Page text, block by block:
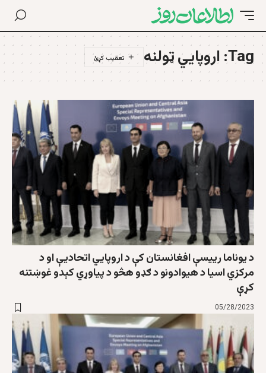
Tag: اروپایي ټولنه
د يوناما رييسې افغانستان کې د اروپايي اتحاديې او د
مرکزي اسيا د هيوادونو د ګډو هڅو د پياوړي کېدو غوښتنه
کړې
05/28/2023